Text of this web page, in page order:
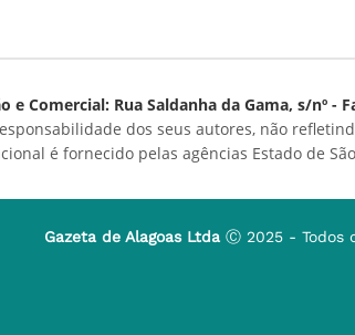
e Comercial: Rua Saldanha da Gama, s/nº -
dos seus autores, não
é fornecido pelas agências Estado de
Gazeta de Alagoas Ltda Ⓒ 2025 - Todos